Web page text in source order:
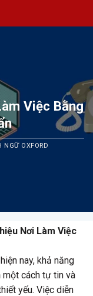
Việc Bằng
NGỮ OXFORD
Nơi Làm Việc
nay, khả năng
một cách tự tin và
yếu. Việc diễn